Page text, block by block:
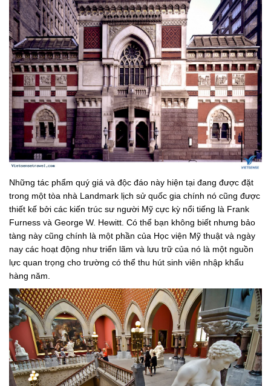
Những tác phẩm quý giá và độc đáo này hiện tại đang được đặt
trong một tòa nhà Landmark lịch sử quốc gia chính nó cũng được
thiết kế bởi các kiến ​​trúc sư người Mỹ cực kỳ nổi tiếng là Frank
Furness và George W. Hewitt. Có thể bạn không biết nhưng bảo
tàng này cũng chính là một phần của Học viện Mỹ thuật và ngày
nay các hoạt động như triển lãm và lưu trữ của nó là một nguồn
lực quan trọng cho trường có thể thu hút sinh viên nhập khẩu
hàng năm.